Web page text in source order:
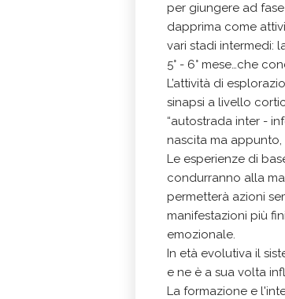
per giungere ad
dapprima come
vari stadi intermedi:
5° - 6° mese…che
L’attività di
sinapsi a livello
“autostrada inter -
nascita ma
Le esperienze di
condurranno alla
permetterà azioni
manifestazioni più
emozionale.
In età evolutiva il
e ne è a sua volta
La formazione e